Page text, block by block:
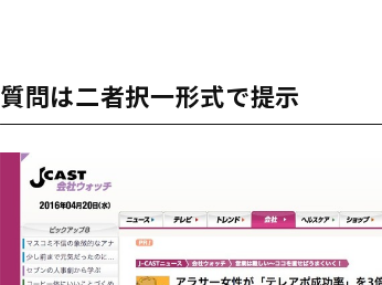
質問は二者択一形式で提示